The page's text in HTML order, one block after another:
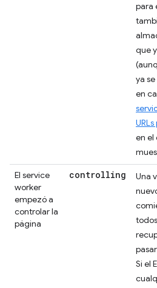
para
que
ya
en
en el
El service
worker
empezó a
controlar la
página
controlling
Una
Si el